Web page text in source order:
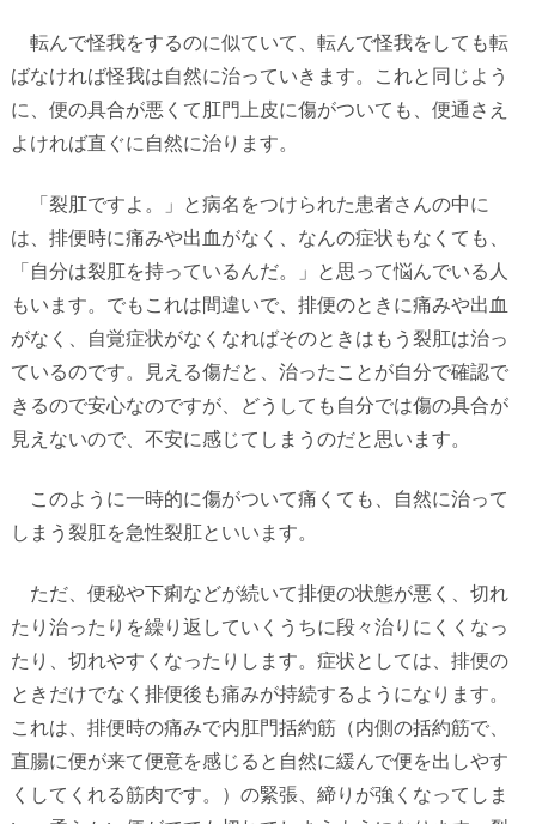
転んで怪我をするのに似ていて、転んで怪我をしても転
ばなければ怪我は自然に治っていきます。これと同じよう
に、便の具合が悪くて肛門上皮に傷がついても、便通さえ
よければ直ぐに自然に治ります。
「裂肛ですよ。」と病名をつけられた患者さんの中に
は、排便時に痛みや出血がなく、なんの症状もなくても、
「自分は裂肛を持っているんだ。」と思って悩んでいる人
もいます。でもこれは間違いで、排便のときに痛みや出血
がなく、自覚症状がなくなればそのときはもう裂肛は治っ
ているのです。見える傷だと、治ったことが自分で確認で
きるので安心なのですが、どうしても自分では傷の具合が
見えないので、不安に感じてしまうのだと思います。
このように一時的に傷がついて痛くても、自然に治って
しまう裂肛を急性裂肛といいます。
ただ、便秘や下痢などが続いて排便の状態が悪く、切れ
たり治ったりを繰り返していくうちに段々治りにくくなっ
たり、切れやすくなったりします。症状としては、排便の
ときだけでなく排便後も痛みが持続するようになります。
これは、排便時の痛みで内肛門括約筋（内側の括約筋で、
直腸に便が来て便意を感じると自然に緩んで便を出しやす
くしてくれる筋肉です。）の緊張、締りが強くなってしま